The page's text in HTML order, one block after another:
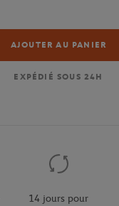
AJOUTER AU PANIER
EXPÉDIÉ SOUS 24H
14 jours pour